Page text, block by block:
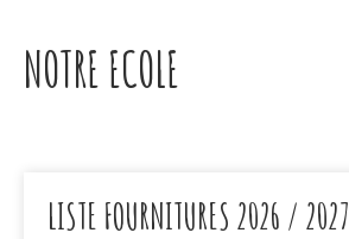
NOTRE ECOLE
LISTE FOURNITURES 2026 / 2027